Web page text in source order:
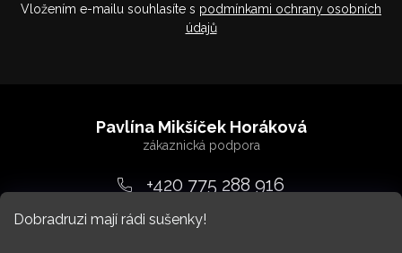
Dobradruzi mají rádi sušenky!
Vložením e-mailu souhlasíte s podmínkami ochrany osobních
údajů
a
Pavlína Mikšíček Horáková
+420 775 288 916
srdcem@dobradruh.cz